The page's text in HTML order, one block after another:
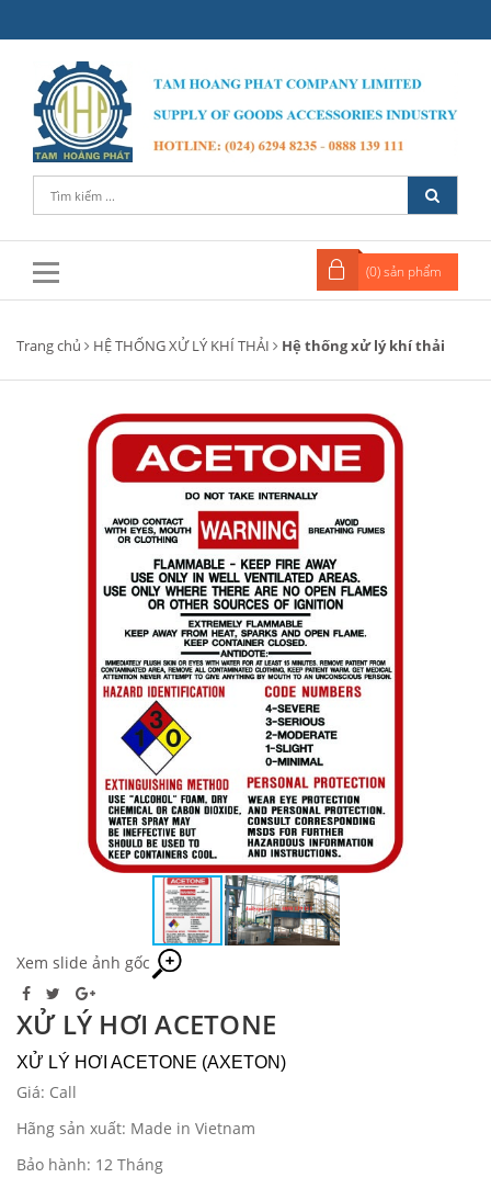
(0) sản phẩm
Trang chủ HỆ THỐNG XỬ LÝ KHÍ THẢI Hệ thống xử lý khí thải
Xem slide ảnh gốc
XỬ LÝ HƠI ACETONE
XỬ LÝ HƠI ACETONE (AXETON)
Giá: Call
Hãng sản xuất: Made in Vietnam
Bảo hành: 12 Tháng